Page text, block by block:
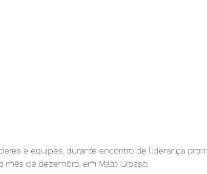
mês de dezembro, em Mato Grosso.